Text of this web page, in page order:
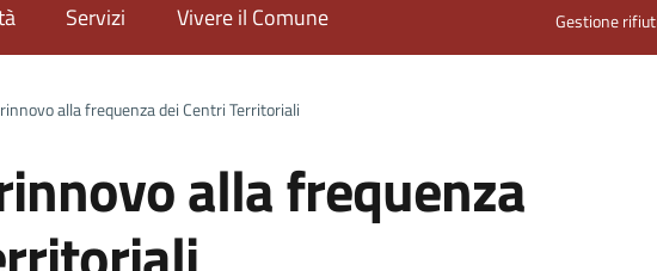
Servizi Vivere il Comune Gestione rifiuti
alla frequenza dei Centri Territoriali
alla frequenza